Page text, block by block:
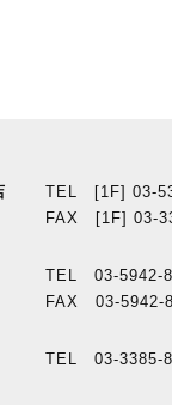
TEL [1F] 03-
FAX [1F] 03-
TEL 03-5942-
FAX 03-5942-
TEL 03-3385-